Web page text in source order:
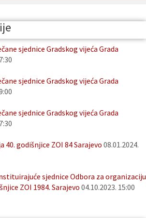
sjednice Gradskog vijeća Grada
sjednice Gradskog vijeća Grada
sjednice Gradskog vijeća Grada
godišnjice ZOI 84 Sarajevo 08.01.2024.
sjednice Odbora za organizaciju
ZOI 1984. Sarajevo 04.10.2023. 15:00